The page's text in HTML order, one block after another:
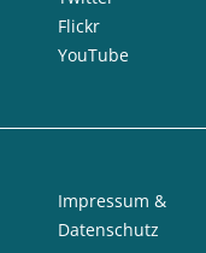
Flickr
YouTube
Impressum &
Datenschutz